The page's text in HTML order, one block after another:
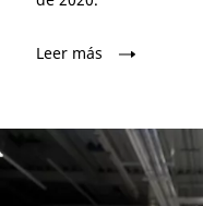
Leer más